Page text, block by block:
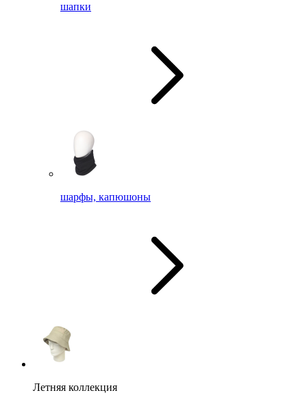
шапки
шарфы, капюшоны
Летняя коллекция